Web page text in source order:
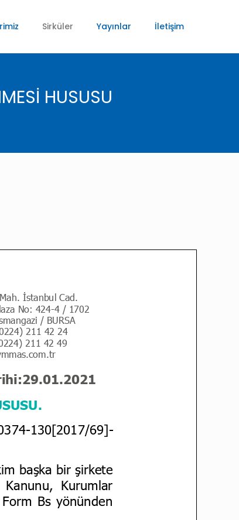
Sirküler Yayınlar İletişim
HUSUSU